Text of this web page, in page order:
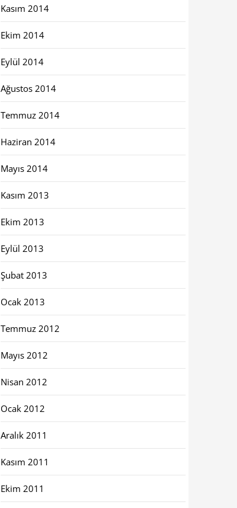
Kasım 2014
Ekim 2014
Eylül 2014
Ağustos 2014
Temmuz 2014
Haziran 2014
Mayıs 2014
Kasım 2013
Ekim 2013
Eylül 2013
Şubat 2013
Ocak 2013
Temmuz 2012
Mayıs 2012
Nisan 2012
Ocak 2012
Aralık 2011
Kasım 2011
Ekim 2011